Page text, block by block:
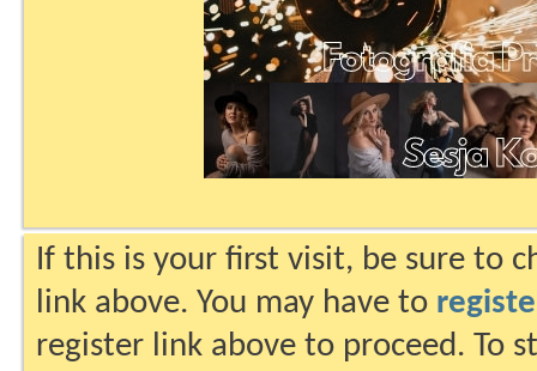
If this is your first visit, be sure to
link above. You may have to
register link above to proceed. To